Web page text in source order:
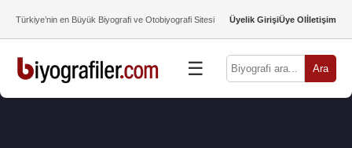
Türkiye’nin en Büyük Biyografi ve Otobiyografi Sitesi Üyelik GirişiÜye Olİletişim
☰ Ara